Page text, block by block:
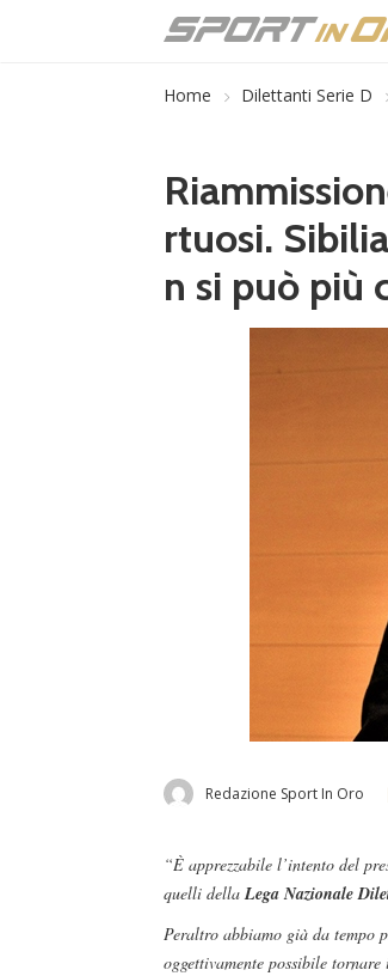
Home Dilettanti Serie D
rtuosi.
n si può più
Redazione Sport In Oro
“È apprezzabile l’intento del
quelli dellaLega Nazionale
Peraltro abbiamo già da tempo
oggettivamente possibile